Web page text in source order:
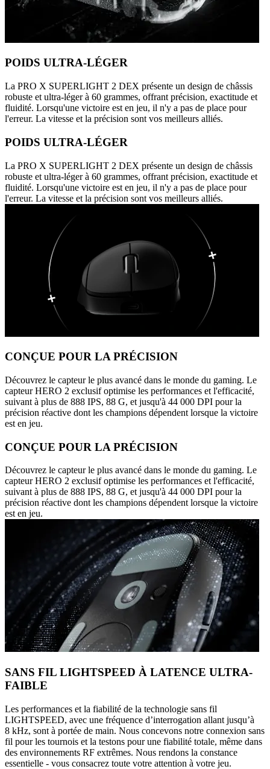
POIDS ULTRA-LÉGER
La PRO X SUPERLIGHT 2 DEX présente un design de châssis
robuste et ultra-léger à 60 grammes, offrant précision, exactitude et
fluidité. Lorsqu'une victoire est en jeu, il n'y a pas de place pour
l'erreur. La vitesse et la précision sont vos meilleurs alliés.
POIDS ULTRA-LÉGER
La PRO X SUPERLIGHT 2 DEX présente un design de châssis
robuste et ultra-léger à 60 grammes, offrant précision, exactitude et
fluidité. Lorsqu'une victoire est en jeu, il n'y a pas de place pour
l'erreur. La vitesse et la précision sont vos meilleurs alliés.
CONÇUE POUR LA PRÉCISION
Découvrez le capteur le plus avancé dans le monde du gaming. Le
capteur HERO 2 exclusif optimise les performances et l'efficacité,
suivant à plus de 888 IPS, 88 G, et jusqu'à 44 000 DPI pour la
précision réactive dont les champions dépendent lorsque la victoire
est en jeu.
CONÇUE POUR LA PRÉCISION
Découvrez le capteur le plus avancé dans le monde du gaming. Le
capteur HERO 2 exclusif optimise les performances et l'efficacité,
suivant à plus de 888 IPS, 88 G, et jusqu'à 44 000 DPI pour la
précision réactive dont les champions dépendent lorsque la victoire
est en jeu.
SANS FIL LIGHTSPEED À LATENCE ULTRA-
FAIBLE
Les performances et la fiabilité de la technologie sans fil
LIGHTSPEED, avec une fréquence d’interrogation allant jusqu’à
8 kHz, sont à portée de main. Nous concevons notre connexion sans
fil pour les tournois et la testons pour une fiabilité totale, même dans
des environnements RF extrêmes. Nous rendons la constance
essentielle - vous consacrez toute votre attention à votre jeu.